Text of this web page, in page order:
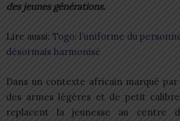
des jeunes générations.
Lire aussi: Togo: l’uniforme du
désormais harmonisé
Dans un contexte africain marqué
des armes légères et de petit
replacent la jeunesse au centre